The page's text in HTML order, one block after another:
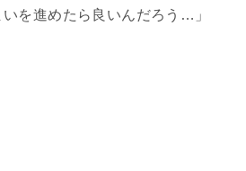
を進めたら良いんだろう…」